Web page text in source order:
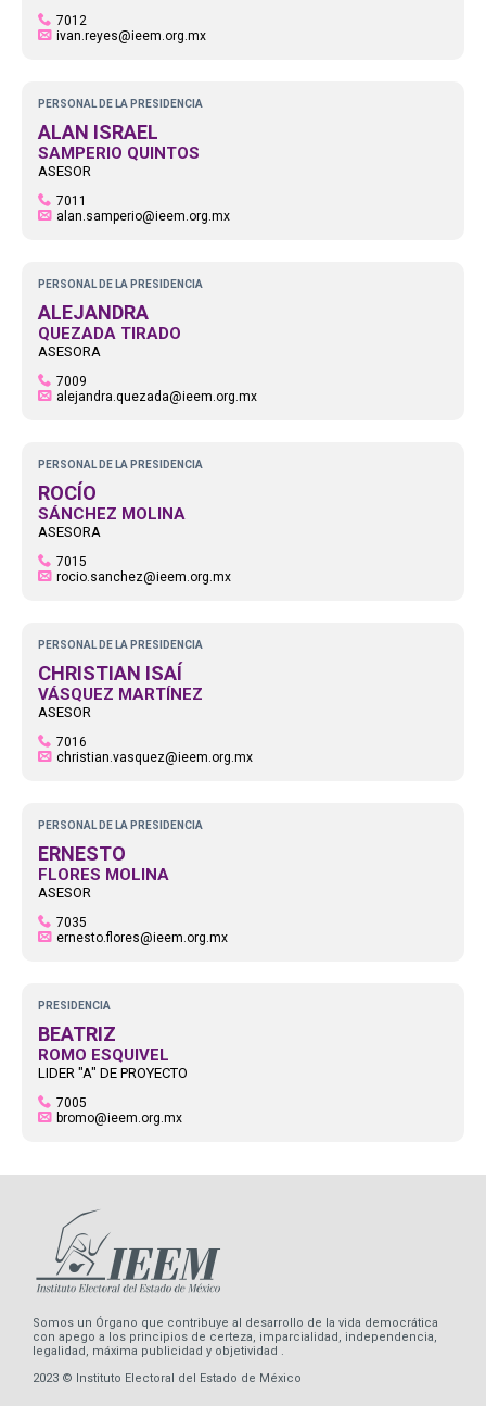
7012
ivan.reyes@ieem.org.mx
PERSONAL DE LA PRESIDENCIA
ALAN ISRAEL
SAMPERIO QUINTOS
ASESOR
7011
alan.samperio@ieem.org.mx
PERSONAL DE LA PRESIDENCIA
ALEJANDRA
QUEZADA TIRADO
ASESORA
7009
alejandra.quezada@ieem.org.mx
PERSONAL DE LA PRESIDENCIA
ROCÍO
SÁNCHEZ MOLINA
ASESORA
7015
rocio.sanchez@ieem.org.mx
PERSONAL DE LA PRESIDENCIA
CHRISTIAN ISAÍ
VÁSQUEZ MARTÍNEZ
ASESOR
7016
christian.vasquez@ieem.org.mx
PERSONAL DE LA PRESIDENCIA
ERNESTO
FLORES MOLINA
ASESOR
7035
ernesto.flores@ieem.org.mx
PRESIDENCIA
BEATRIZ
ROMO ESQUIVEL
LIDER "A" DE PROYECTO
7005
bromo@ieem.org.mx
Somos un Órgano que contribuye al desarrollo de la vida democrática
con apego a los principios de certeza, imparcialidad, independencia,
legalidad, máxima publicidad y objetividad .
2023 © Instituto Electoral del Estado de México